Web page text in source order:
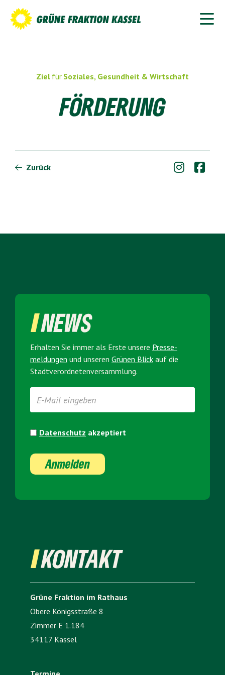
Ziel für Soziales, Gesundheit & Wirtschaft
FÖRDERUNG
 Zurück  
NEWS
Erhalten Sie immer als Erste unsere Presse­
meldungen und unseren Grünen Blick auf die
Stadt­verordneten­versammlung.
Datenschutz akzeptiert
Anmelden
KONTAKT
Grüne Fraktion im Rathaus
Obere Königsstraße 8
Zimmer E 1.184
34117 Kassel